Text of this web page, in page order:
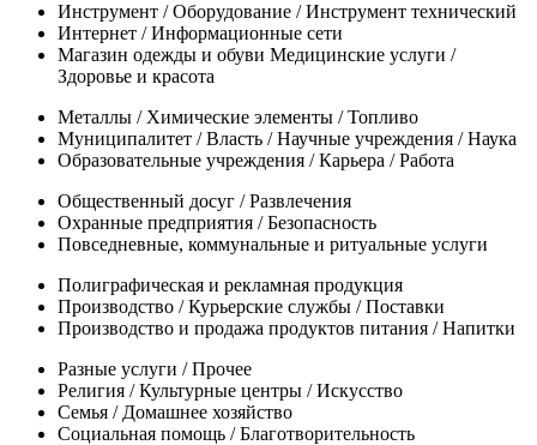
Инструмент / Оборудование / Инструмент технический
Интернет / Информационные сети
Магазин одежды и обуви Медицинские услуги /
Здоровье и красота
Металлы / Химические элементы / Топливо
Муниципалитет / Власть / Научные учреждения / Наука
Образовательные учреждения / Карьера / Работа
Общественный досуг / Развлечения
Охранные предприятия / Безопасность
Повседневные, коммунальные и ритуальные услуги
Полиграфическая и рекламная продукция
Производство / Курьерские службы / Поставки
Производство и продажа продуктов питания / Напитки
Разные услуги / Прочее
Религия / Культурные центры / Искусство
Семья / Домашнее хозяйство
Социальная помощь / Благотворительность